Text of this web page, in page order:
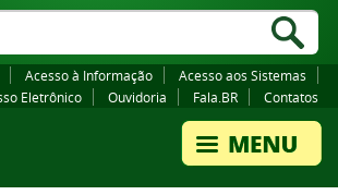
Canais
Acesso à Informação
Acesso aos Sistemas
Eletrônico
Ouvidoria Fala.BR Contatos